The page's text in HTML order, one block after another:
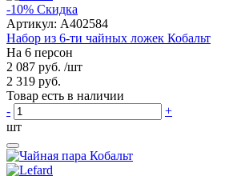
-10% Скидка
Артикул: A402584
Набор из 6-ти чайных ложек Кобальт
На 6 персон
2 087 руб. /шт
2 319 руб.
Товар есть в наличии
-
+
шт